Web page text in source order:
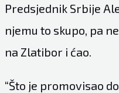
Predsjednik Srbije
njemu to skupo, pa
na Zlatibor i ćao.
“Što je promovisao